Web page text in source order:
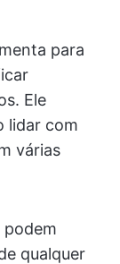
para
Ele
lidar com
várias
podem
qualquer